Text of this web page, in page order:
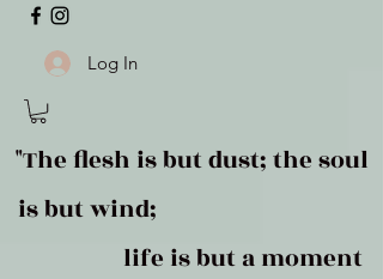
Log In
"The flesh is but dust; the soul
is but wind;
life is but a moment